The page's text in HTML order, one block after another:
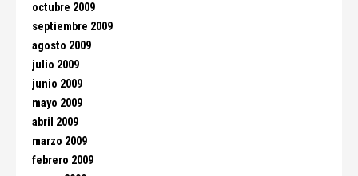
octubre 2009
septiembre 2009
agosto 2009
julio 2009
junio 2009
mayo 2009
abril 2009
marzo 2009
febrero 2009